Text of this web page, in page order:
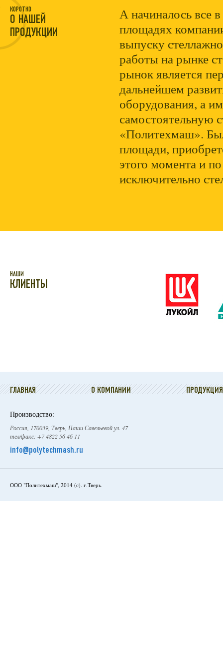
КОРОТКО
О НАШЕЙ
ПРОДУКЦИИ
А начиналось все
площадях
выпуску
работы на рынке
рынок является
дальнейшем
оборудования, а
самостоятельную
«Политехмаш».
площади,
этого момента и
исключительно
НАШИ
КЛИЕНТЫ
ГЛАВНАЯ О КОМПАНИИ ПРОДУКЦИЯ
Производство:
Россия, 170039, Тверь, Паши Савельевой ул. 47
тел/факс: +7 4822 56 46 11
info@polytechmash.ru
ООО "Политехмаш", 2014 (с). г.Тверь.